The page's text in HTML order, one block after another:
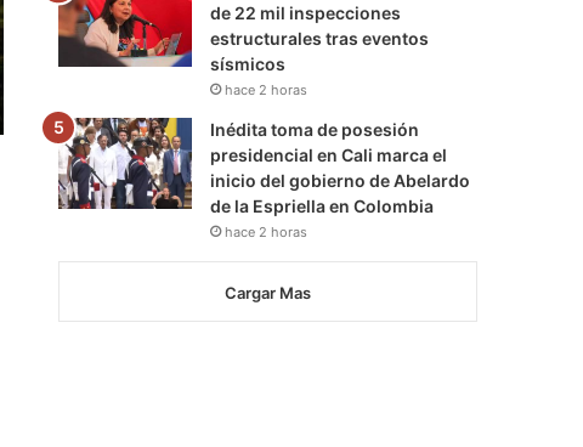
de 22 mil inspecciones
estructurales tras eventos
sísmicos
hace 2 horas
Inédita toma de posesión
presidencial en Cali marca el
inicio del gobierno de Abelardo
de la Espriella en Colombia
hace 2 horas
Cargar Mas